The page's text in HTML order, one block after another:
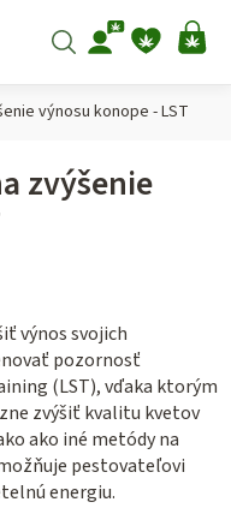
Hľadať
výnosu konope - LST
zvýšenie
výnos svojich
pozornosť
(LST), vďaka ktorým
zvýšiť kvalitu kvetov
ako iné metódy na
pestovateľovi
energiu.